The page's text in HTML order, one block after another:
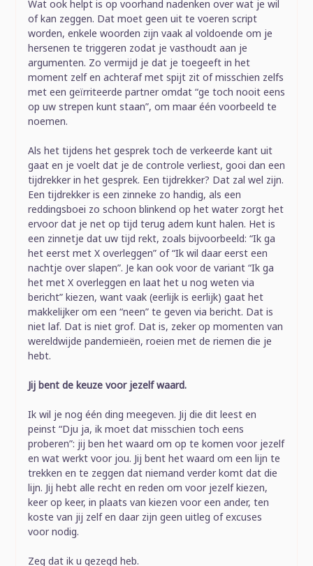
Wat ook helpt is op voorhand nadenken over wat je wil
of kan zeggen. Dat moet geen uit te voeren script
worden, enkele woorden zijn vaak al voldoende om je
hersenen te triggeren zodat je vasthoudt aan je
argumenten. Zo vermijd je dat je toegeeft in het
moment zelf en achteraf met spijt zit of misschien zelfs
met een geïrriteerde partner omdat “ge toch nooit eens
op uw strepen kunt staan”, om maar één voorbeeld te
noemen.
Als het tijdens het gesprek toch de verkeerde kant uit
gaat en je voelt dat je de controle verliest, gooi dan een
tijdrekker in het gesprek. Een tijdrekker? Dat zal wel zijn.
Een tijdrekker is een zinneke zo handig, als een
reddingsboei zo schoon blinkend op het water zorgt het
ervoor dat je net op tijd terug adem kunt halen. Het is
een zinnetje dat uw tijd rekt, zoals bijvoorbeeld: “Ik ga
het eerst met X overleggen” of “Ik wil daar eerst een
nachtje over slapen”. Je kan ook voor de variant “Ik ga
het met X overleggen en laat het u nog weten via
bericht” kiezen, want vaak (eerlijk is eerlijk) gaat het
makkelijker om een “neen” te geven via bericht. Dat is
niet laf. Dat is niet grof. Dat is, zeker op momenten van
wereldwijde pandemieën, roeien met de riemen die je
hebt.
Jij bent de keuze voor jezelf waard.
Ik wil je nog één ding meegeven. Jij die dit leest en
peinst “Dju ja, ik moet dat misschien toch eens
proberen”: jij ben het waard om op te komen voor jezelf
en wat werkt voor jou. Jij bent het waard om een lijn te
trekken en te zeggen dat niemand verder komt dat die
lijn. Jij hebt alle recht en reden om voor jezelf kiezen,
keer op keer, in plaats van kiezen voor een ander, ten
koste van jij zelf en daar zijn geen uitleg of excuses
voor nodig.
Zeg dat ik u gezegd heb.